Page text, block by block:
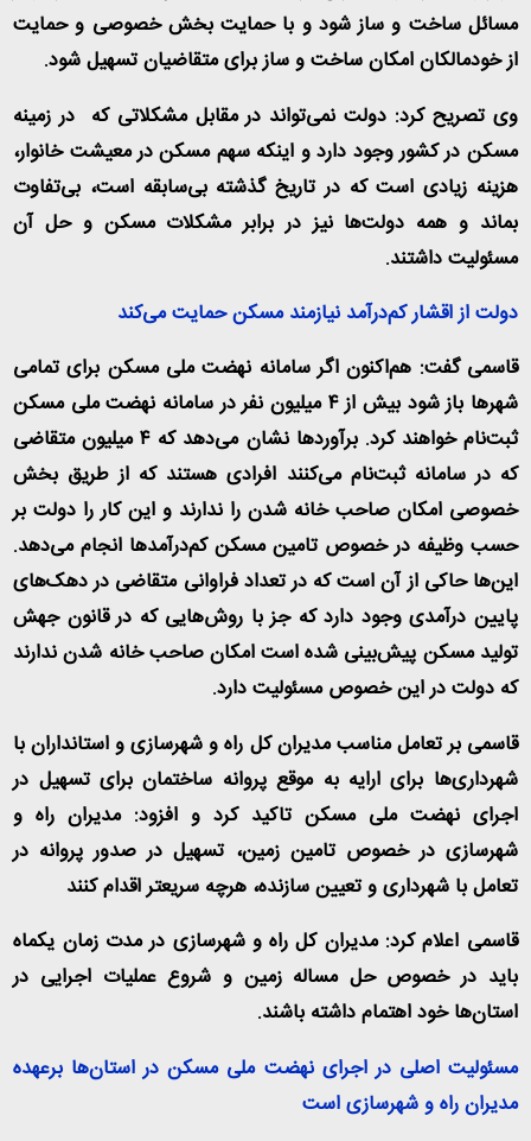
مسائل ساخت و ساز شود و با حمایت بخش خصوصی و حمایت
از خودمالکان امکان ساخت و ساز برای متقاضیان تسهیل شود.
وی تصریح کرد: دولت نمی‌تواند در مقابل مشکلاتی که در زمینه
مسکن در کشور وجود دارد و اینکه سهم مسکن در معیشت خانوار،
هزینه زیادی است که در تاریخ گذشته بی‌سابقه است، بی‌تفاوت
بماند و همه دولت‌ها نیز در برابر مشکلات مسکن و حل آن
مسئولیت داشتند.
دولت از اقشار کم‌درآمد نیازمند مسکن حمایت می‌کند
قاسمی گفت: هم‌اکنون اگر سامانه نهضت ملی مسکن برای تمامی
شهرها باز شود بیش از ۴ میلیون نفر در سامانه نهضت ملی مسکن
ثبت‌نام خواهند کرد. برآوردها نشان می‌دهد که ۴ میلیون متقاضی
که در سامانه ثبت‌نام می‌کنند افرادی هستند که از طریق بخش
خصوصی امکان صاحب خانه شدن را ندارند و این کار را دولت بر
حسب وظیفه در خصوص تامین مسکن کم‌درآمدها انجام می‌دهد.
این‌ها حاکی از آن است که در تعداد فراوانی متقاضی در دهک‌های
پایین درآمدی وجود دارد که جز با روش‌هایی که در قانون جهش
تولید مسکن پیش‌بینی شده است امکان صاحب خانه شدن ندارند
که دولت در این خصوص مسئولیت دارد.
قاسمی بر تعامل مناسب مدیران کل راه و شهرسازی و استانداران با
شهرداری‌ها برای ارایه به موقع پروانه ساختمان برای تسهیل در
اجرای نهضت ملی مسکن تاکید کرد و افزود: مدیران راه و
شهرسازی در خصوص تامین زمین، تسهیل در صدور پروانه در
تعامل با شهرداری و تعیین سازنده، هرچه سریعتر اقدام کنند
قاسمی اعلام کرد: مدیران کل راه و شهرسازی در مدت زمان یکماه
باید در خصوص حل مساله زمین و شروع عملیات اجرایی در
استان‌ها خود اهتمام داشته باشند.
مسئولیت اصلی در اجرای نهضت ملی مسکن در استان‌ها برعهده
مدیران راه و شهرسازی است